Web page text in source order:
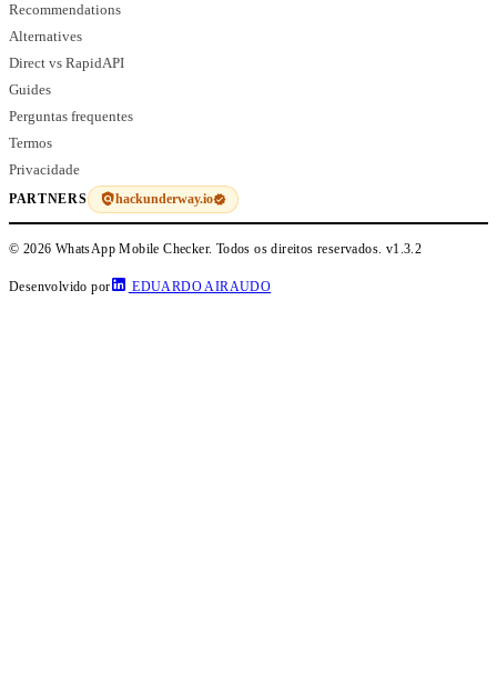
Recommendations
Alternatives
Direct vs RapidAPI
Guides
Perguntas frequentes
Termos
Privacidade
PARTNERS hackunderway.io
© 2026 WhatsApp Mobile Checker. Todos os direitos reservados. v1.3.2
Desenvolvido por EDUARDO AIRAUDO